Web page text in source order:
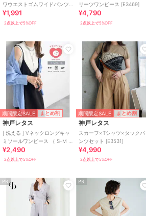
ワウエストゴムワイドパンツ
[M4432]
¥1,991
2点以上で5%OFF
リーツワンピース [E3469]
¥4,790
2点以上で5%OFF
期間限定SALE まとめ割
神戸レタス
[ 洗える ] Vネックロングキャ
ミソールワンピース （ S-M ／
L-LL ）[E2802]
¥2,490
2点以上で5%OFF
期間限定SALE まとめ割
神戸レタス
スカーフ×Tシャツ×タックパ
ンツセット [E3531]
¥4,990
2点以上で5%OFF
PR PR